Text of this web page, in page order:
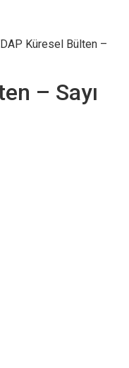
Küresel Bülten –
– Sayı